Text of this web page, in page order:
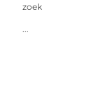
zoek
...